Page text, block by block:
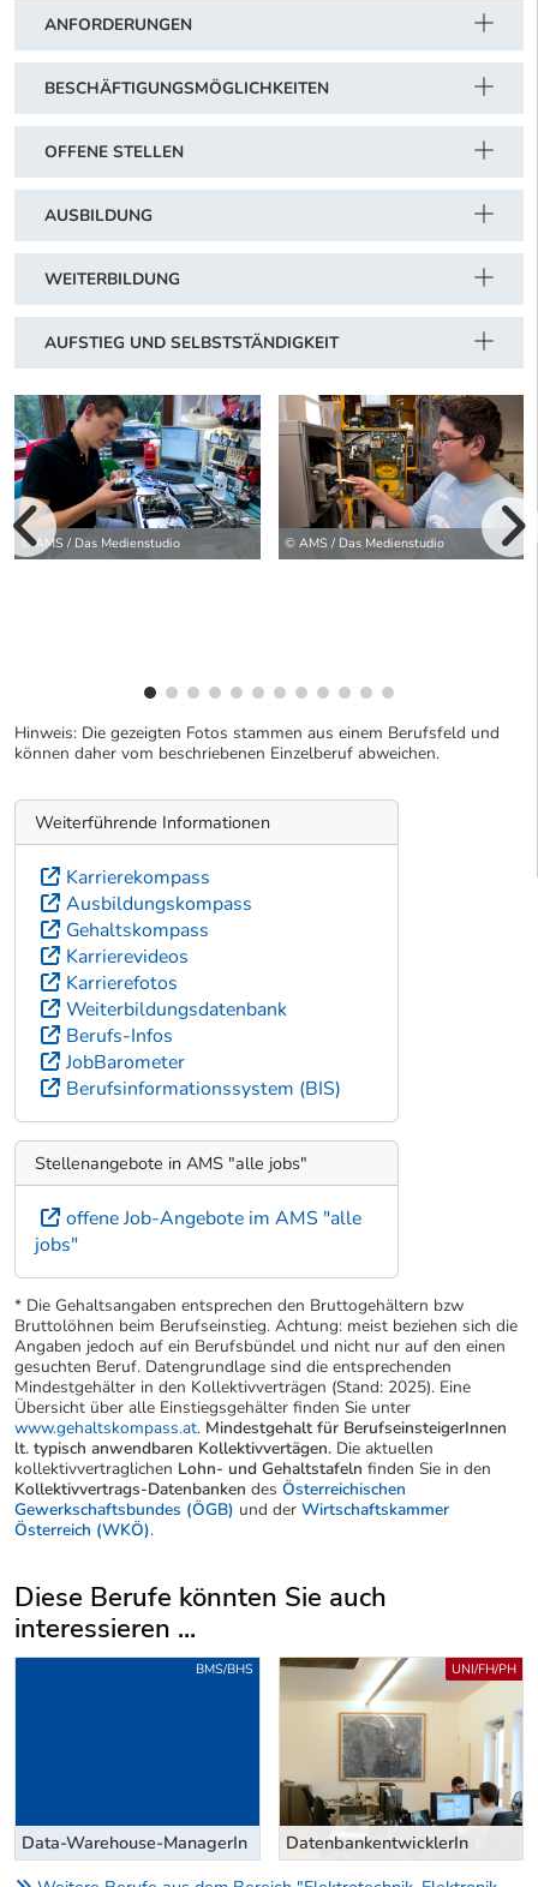
ANFORDERUNGEN
BESCHÄFTIGUNGSMÖGLICHKEITEN
OFFENE STELLEN
AUSBILDUNG
WEITERBILDUNG
AUFSTIEG UND SELBSTSTÄNDIGKEIT
© AMS / Das Medienstudio © AMS / Das Medienstudio
Hinweis: Die gezeigten Fotos stammen aus einem Berufsfeld und
können daher vom beschriebenen Einzelberuf abweichen.
Weiterführende Informationen
Karrierekompass
Ausbildungskompass
Gehaltskompass
Karrierevideos
Karrierefotos
Weiterbildungsdatenbank
Berufs-Infos
JobBarometer
Berufsinformationssystem (BIS)
Stellenangebote in AMS "alle jobs"
offene Job-Angebote im AMS "alle
jobs"
* Die Gehaltsangaben entsprechen den Bruttogehältern bzw
Bruttolöhnen beim Berufseinstieg. Achtung: meist beziehen sich die
Angaben jedoch auf ein Berufsbündel und nicht nur auf den einen
gesuchten Beruf. Datengrundlage sind die entsprechenden
Mindestgehälter in den Kollektivverträgen (Stand: 2025). Eine
Übersicht über alle Einstiegsgehälter finden Sie unter
www.gehaltskompass.at. Mindestgehalt für BerufseinsteigerInnen
lt. typisch anwendbaren Kollektivvertägen. Die aktuellen
kollektivvertraglichen Lohn- und Gehaltstafeln finden Sie in den
Kollektivvertrags-Datenbanken des Österreichischen
Gewerkschaftsbundes (ÖGB) und der Wirtschaftskammer
Österreich (WKÖ).
Diese Berufe könnten Sie auch
interessieren ...
Uber weitere Berufsvorschläge
Data-Warehouse-ManagerIn
BMS/BHS
DatenbankentwicklerIn
UNI/FH/PH